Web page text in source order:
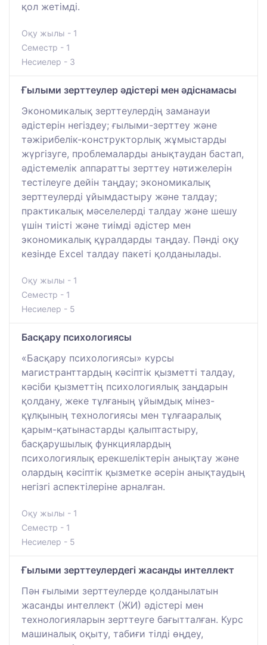
қол жетімді.
Оқу жылы - 1
Семестр - 1
Несиелер - 3
Ғылыми зерттеулер әдістері мен әдіснамасы
Экономикалық зерттеулердің заманауи
әдістерін негіздеу; ғылыми-зерттеу және
тәжірибелік-конструкторлық жұмыстарды
жүргізуге, проблемаларды анықтаудан бастап,
әдістемелік аппаратты зерттеу нәтижелерін
тестілеуге дейін таңдау; экономикалық
зерттеулерді ұйымдастыру және талдау;
практикалық мәселелерді талдау және шешу
үшін тиісті және тиімді әдістер мен
экономикалық құралдарды таңдау. Пәнді оқу
кезінде Excel талдау пакеті қолданылады.
Оқу жылы - 1
Семестр - 1
Несиелер - 5
Басқару психологиясы
«Басқару психологиясы» курсы
магистранттардың кәсіптік қызметті талдау,
кәсіби қызметтің психологиялық заңдарын
қолдану, жеке тұлғаның ұйымдық мінез-
құлқының технологиясы мен тұлғааралық
қарым-қатынастарды қалыптастыру,
басқарушылық функциялардың
психологиялық ерекшеліктерін анықтау және
олардың кәсіптік қызметке әсерін анықтаудың
негізгі аспектілеріне арналған.
Оқу жылы - 1
Семестр - 1
Несиелер - 5
Ғылыми зерттеулердегі жасанды интеллект
Пән ғылыми зерттеулерде қолданылатын
жасанды интеллект (ЖИ) әдістері мен
технологияларын зерттеуге бағытталған. Курс
машиналық оқыту, табиғи тілді өңдеу,